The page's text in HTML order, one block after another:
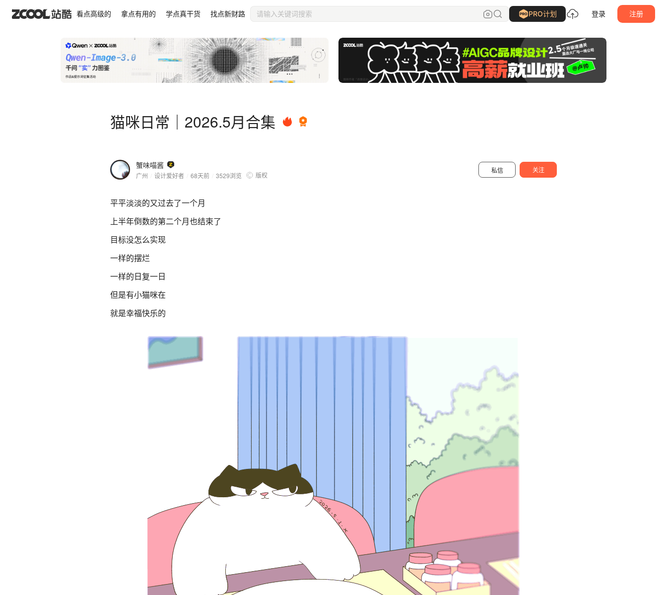
看点高级的 拿点有用的 学点真干货 找点新财路 PRO计划 登录 注册
猫咪日常｜2026.5月合集
蟹味喵酱
广州 设计爱好者 68天前 3529浏览 版权
私信 关注
猫咪日常｜2026.5月合集 蟹味喵酱 关注
平平淡淡的又过去了一个月
上半年倒数的第二个月也结束了
目标没怎么实现
一样的摆烂
一样的日复一日
但是有小猫咪在
就是幸福快乐的